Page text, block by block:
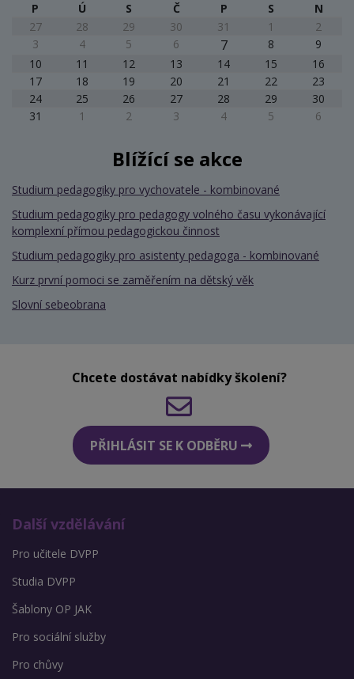
P
Ú S Č P S
N
27
28 29 30 31 1
2
3
4 5 6 7 8
9
10
11 12 13 14 15
16
17
18 19 20 21 22
23
24
25 26 27 28 29
30
31
1 2 3 4 5 6
Blížící se akce
Studium pedagogiky pro vychovatele - kombinované
Studium pedagogiky pro pedagogy volného času vykonávající
komplexní přímou pedagogickou činnost
Studium pedagogiky pro asistenty pedagoga - kombinované
Kurz první pomoci se zaměřením na dětský věk
Slovní sebeobrana
Chcete dostávat nabídky školení?
PŘIHLÁSIT SE K ODBĚRU
Další vzdělávání
Pro učitele DVPP
Studia DVPP
Šablony OP JAK
Pro sociální služby
Pro chůvy